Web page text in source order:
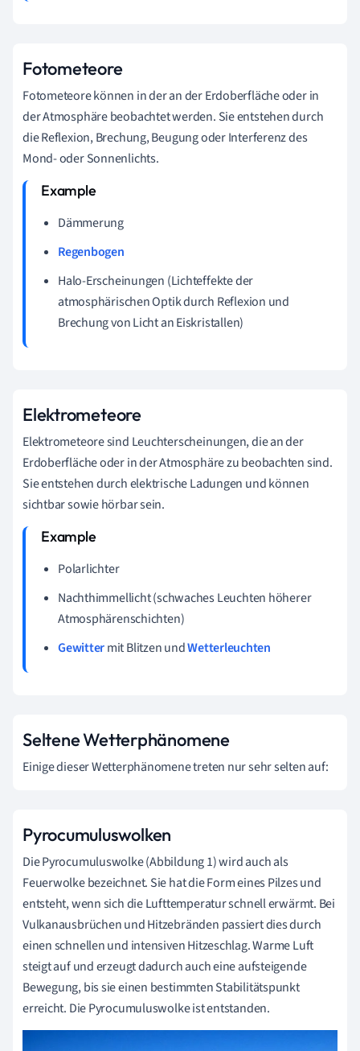
Fotometeore
Fotometeore können in der an der Erdoberfläche oder in
der Atmosphäre beobachtet werden. Sie entstehen durch
die Reflexion, Brechung, Beugung oder Interferenz des
Mond- oder Sonnenlichts.
Dämmerung
Regenbogen
Halo-Erscheinungen (Lichteffekte der
atmosphärischen Optik durch Reflexion und
Brechung von Licht an Eiskristallen)
Elektrometeore
Elektrometeore sind Leuchterscheinungen, die an der
Erdoberfläche oder in der Atmosphäre zu beobachten sind.
Sie entstehen durch elektrische Ladungen und können
sichtbar sowie hörbar sein.
Polarlichter
Nachthimmellicht (schwaches Leuchten höherer
Atmosphärenschichten)
Gewittermit Blitzen undWetterleuchten
Seltene Wetterphänomene
Einige dieser Wetterphänomene treten nur sehr selten auf:
Pyrocumuluswolken
Die Pyrocumuluswolke (Abbildung 1) wird auch als
Feuerwolke bezeichnet. Sie hat die Form eines Pilzes und
entsteht, wenn sich die Lufttemperatur schnell erwärmt. Bei
Vulkanausbrüchen und Hitzebränden passiert dies durch
einen schnellen und intensiven Hitzeschlag. Warme Luft
steigt auf und erzeugt dadurch auch eine aufsteigende
Bewegung, bis sie einen bestimmten Stabilitätspunkt
erreicht. Die Pyrocumuluswolke ist entstanden.